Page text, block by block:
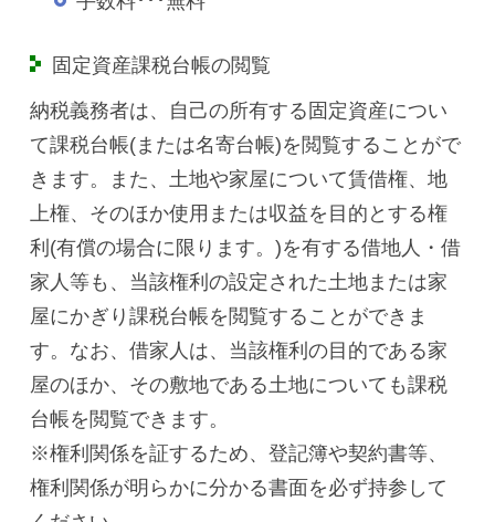
固定資産課税台帳の閲覧
納税義務者は、自己の所有する固定資産につい
て課税台帳(または名寄台帳)を閲覧することがで
きます。また、土地や家屋について賃借権、地
上権、そのほか使用または収益を目的とする権
利(有償の場合に限ります。)を有する借地人・借
家人等も、当該権利の設定された土地または家
屋にかぎり課税台帳を閲覧することができま
す。なお、借家人は、当該権利の目的である家
屋のほか、その敷地である土地についても課税
台帳を閲覧できます。
※権利関係を証するため、登記簿や契約書等、
権利関係が明らかに分かる書面を必ず持参して